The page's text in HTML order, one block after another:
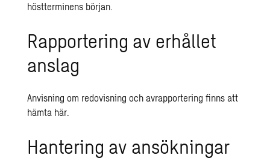
höstterminens början.
Rapportering av erhållet
anslag
Anvisning om redovisning och avrapportering finns att
hämta här.
Hantering av ansökningar